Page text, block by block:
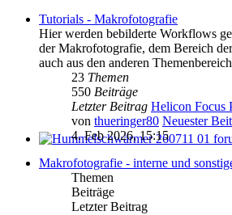
Tutorials - Makrofotografie
Hier werden bebilderte Workflows
der Makrofotografie, dem Bereich
auch aus den anderen
23 Themen
550 Beiträge
Letzter Beitrag Helicon Focus
von thueringer80 Neuester
4. Feb 2026, 15:15
Makrofotografie - interne und
Themen
Beiträge
Letzter Beitrag